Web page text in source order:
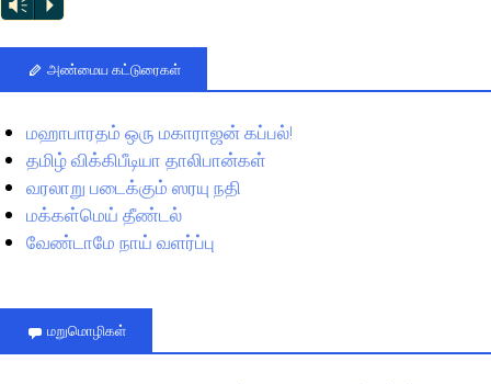
Vm P
அண்மைய கட்டுரைகள்
மஹாபாரதம் ஒரு மகாராஜன் கப்பல்!
தமிழ் விக்கிபீடியா தாலிபான்கள்
வரலாறு படைக்கும் ஸரயு நதி
மக்கள்மெய் தீண்டல்
வேண்டாமே நாய் வளர்ப்பு
மறுமொழிகள்